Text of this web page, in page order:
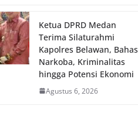
Ketua DPRD Medan
Terima Silaturahmi
Kapolres Belawan, Bahas
Narkoba, Kriminalitas
hingga Potensi Ekonomi
Agustus 6, 2026